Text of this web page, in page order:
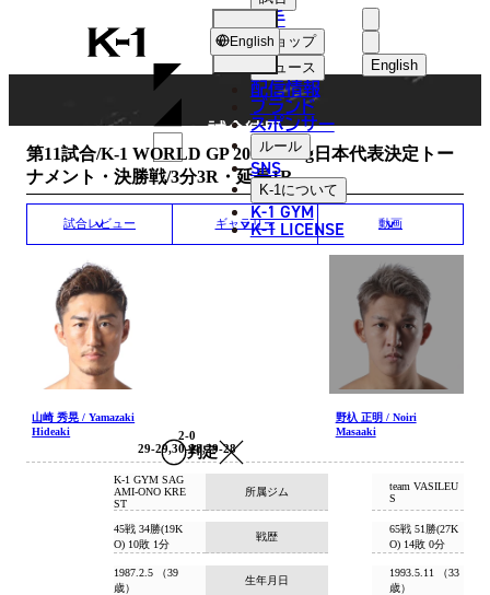
K-
1
English
選手
ショップ
ニュース
配信情報
ブランド
スポンサー
ルール
SNS
K-1について
K-1 GYM
K-1 LICENSE
English
MATCH RESULT
試合結果
第11試合/K-1 WORLD GP 2016 -65kg日本代表決定トー
ナメント・決勝戦/3分3R・延長1R
試合レビュー ギャラリー 動画
山崎 秀晃 / Yamazaki
Hideaki
判定
2-0
29-29,30-28,29-28
野杁 正明 / Noiri
Masaaki
所属ジム
K-1 GYM SAG
AMI-ONO KRE
ST
team VASILEU
S
戦歴
45戦 34勝(19K
O) 10敗 1分
65戦 51勝(27K
O) 14敗 0分
生年月日
1987.2.5 （39
歳）
1993.5.11 （33
歳）